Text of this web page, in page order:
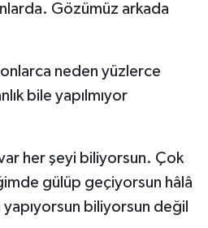
Gözümüz arkada
onlarca neden yüzlerce
bile yapılmıyor
her şeyi biliyorsun. Çok
gülüp geçiyorsun hâlâ
yapıyorsun biliyorsun değil